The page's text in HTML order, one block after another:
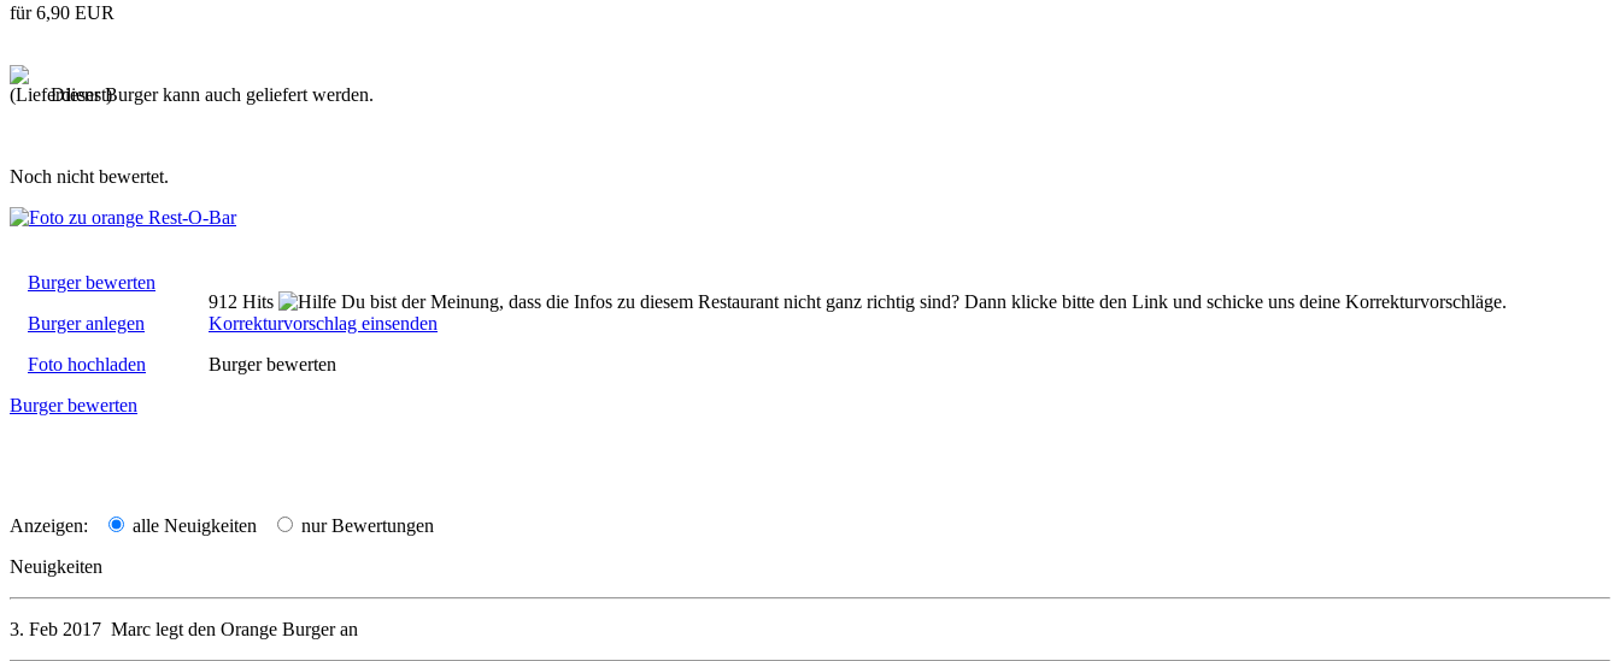
für 6,90 EUR
Dieser Burger kann auch geliefert werden.
Noch nicht bewertet.
Burger bewerten
Burger anlegen
Foto hochladen
912 Hits
Du bist der Meinung, dass die Infos zu diesem Restaurant nicht ganz richtig sind? Dann klicke bitte den Link und schicke uns deine Korrekturvorschläge.
Korrekturvorschlag einsenden
Burger bewerten
Burger bewerten
Anzeigen: alle Neuigkeiten
nur Bewertungen
Neuigkeiten
3. Feb 2017 Marc legt den Orange Burgeran